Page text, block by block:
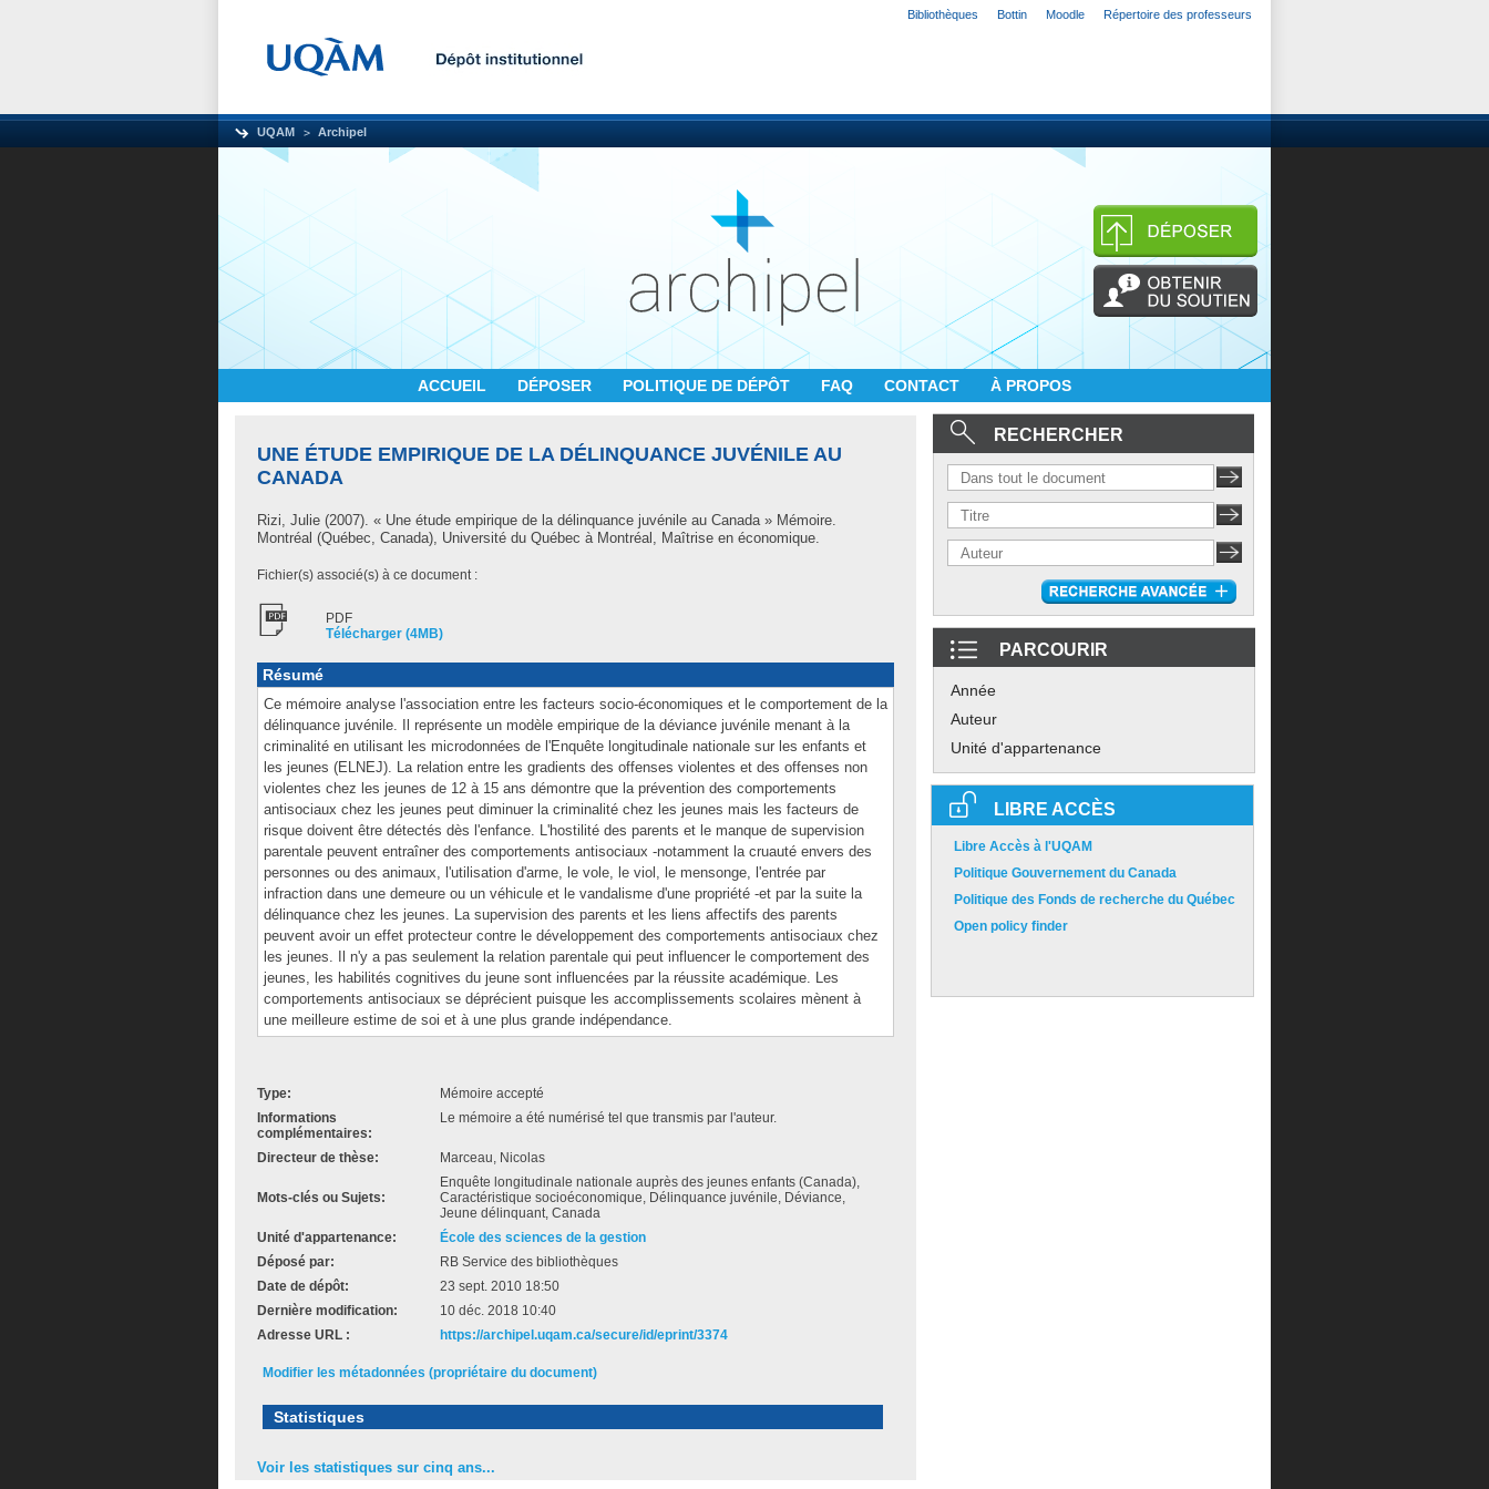
Bibliothèques Bottin Moodle Répertoire des professeurs
UQAM Archipel
ACCUEIL DÉPOSER POLITIQUE DE DÉPÔT FAQ CONTACT À PROPOS
UNE ÉTUDE EMPIRIQUE DE LA DÉLINQUANCE JUVÉNILE AU
CANADA
Rizi, Julie (2007). « Une étude empirique de la délinquance juvénile au Canada » Mémoire.
Montréal (Québec, Canada), Université du Québec à Montréal, Maîtrise en économique.
Fichier(s) associé(s) à ce document :
PDF
Télécharger (4MB)
Résumé
Ce mémoire analyse l'association entre les facteurs socio-économiques et le comportement de la
délinquance juvénile. Il représente un modèle empirique de la déviance juvénile menant à la
criminalité en utilisant les microdonnées de l'Enquête longitudinale nationale sur les enfants et
les jeunes (ELNEJ). La relation entre les gradients des offenses violentes et des offenses non
violentes chez les jeunes de 12 à 15 ans démontre que la prévention des comportements
antisociaux chez les jeunes peut diminuer la criminalité chez les jeunes mais les facteurs de
risque doivent être détectés dès l'enfance. L'hostilité des parents et le manque de supervision
parentale peuvent entraîner des comportements antisociaux -notamment la cruauté envers des
personnes ou des animaux, l'utilisation d'arme, le vole, le viol, le mensonge, l'entrée par
infraction dans une demeure ou un véhicule et le vandalisme d'une propriété -et par la suite la
délinquance chez les jeunes. La supervision des parents et les liens affectifs des parents
peuvent avoir un effet protecteur contre le développement des comportements antisociaux chez
les jeunes. Il n'y a pas seulement la relation parentale qui peut influencer le comportement des
jeunes, les habilités cognitives du jeune sont influencées par la réussite académique. Les
comportements antisociaux se déprécient puisque les accomplissements scolaires mènent à
une meilleure estime de soi et à une plus grande indépendance.
Type:
Mémoire accepté
Informations
complémentaires:
Le mémoire a été numérisé tel que transmis par l'auteur.
Directeur de thèse: Marceau, Nicolas
Mots-clés ou Sujets:
Enquête longitudinale nationale auprès des jeunes enfants (Canada),
Caractéristique socioéconomique, Délinquance juvénile, Déviance,
Jeune délinquant, Canada
Unité d'appartenance:
École des sciences de la gestion
Déposé par:
RB Service des bibliothèques
Date de dépôt:
23 sept. 2010 18:50
Dernière modification:
10 déc. 2018 10:40
Adresse URL :
https://archipel.uqam.ca/secure/id/eprint/3374
Modifier les métadonnées (propriétaire du document)
Statistiques
Voir les statistiques sur cinq ans...
RECHERCHER
PARCOURIR
Année
Auteur
Unité d'appartenance
LIBRE ACCÈS
Libre Accès à l'UQAM
Politique Gouvernement du Canada
Politique des Fonds de recherche du Québec
Open policy finder